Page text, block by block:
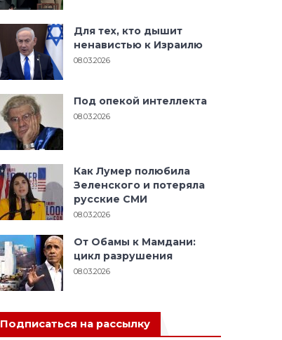
Для тех, кто дышит
ненавистью к Израилю
08.03.2026
Под опекой интеллекта
08.03.2026
Как Лумер полюбила
Зеленского и потеряла
русские СМИ
08.03.2026
От Обамы к Мамдани:
цикл разрушения
08.03.2026
Подписаться на рассылку